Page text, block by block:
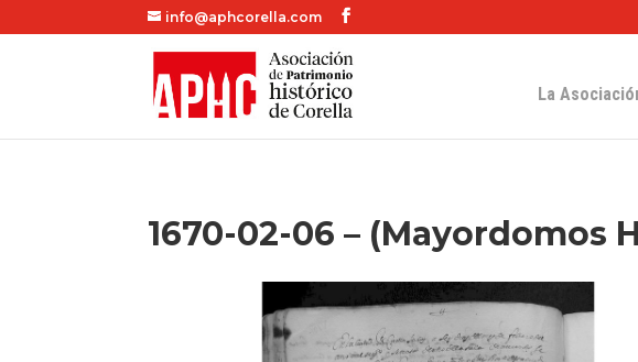
info@aphcorella.com
La
1670-02-06 – (Mayordomos